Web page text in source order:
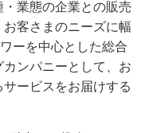
業態の企業との販売
客さまのニーズに幅
ーを中心とした総合
ンパニーとして、お
ービスをお届けする